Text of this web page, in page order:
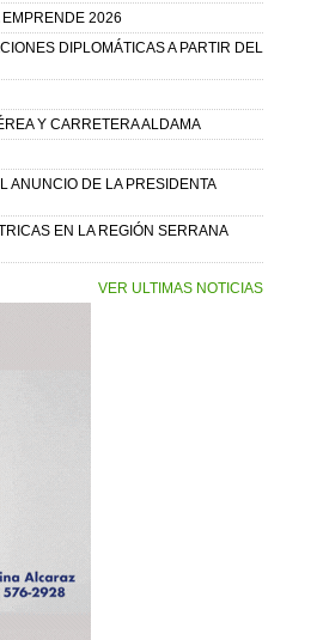
EMPRENDE 2026
DIPLOMÁTICAS A PARTIR DEL
Y CARRETERA ALDAMA
ANUNCIO DE LA PRESIDENTA
EN LA REGIÓN SERRANA
VER ULTIMAS NOTICIAS